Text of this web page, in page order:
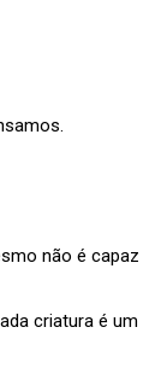
não é capaz
criatura é um